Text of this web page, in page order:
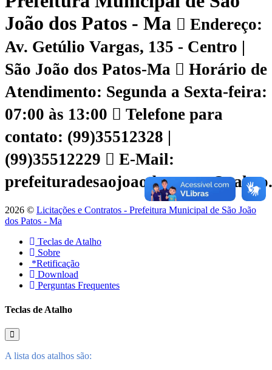
João dos Patos - Ma
Endereço:
Av. Getúlio Vargas, 135 - Centro |
São João dos Patos-Ma
Horário de
Atendimento: Segunda a Sexta-feira:
07:00 às 13:00
Telefone para
contato: (99)35512328 |
(99)35512229
E-Mail:
2026 © Licitações e Contratos - Prefeitura Municipal de São João
dos Patos - Ma
Teclas de Atalho
Sobre
*Retificação
Download
Perguntas Frequentes
Teclas de Atalho
A lista dos atalhos são: